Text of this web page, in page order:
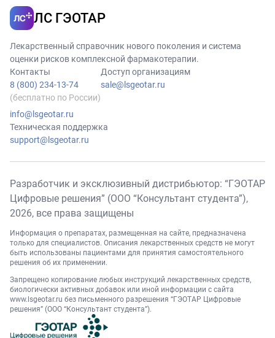
ЛС ГЭОТАР
Лекарственный справочник нового поколения и система
оценки рисков комплексной фармакотерапии.
Контакты
8 (800) 234-13-74
(бесплатно по России)
info@lsgeotar.ru
Доступ организациям
sale@lsgeotar.ru
Техническая поддержка
support@lsgeotar.ru
Разработчик и эксклюзивный дистрибьютор: “ГЭОТАР
Цифровые решения” (ООО “Консультант студента”),
2026, все права защищены
Информация о препаратах, размещенная на сайте, предназначена
только для специалистов. Описания лекарственных средств не могут
быть использованы пациентами для принятия самостоятельного
решения об их применении.
Запрещено копирование любых инструкций лекарственных средств,
биологически активных добавок или иной информации с сайта
www.lsgeotar.ru без письменного разрешения “ГЭОТАР Цифровые
решения” (ООО “Консультант студента”).